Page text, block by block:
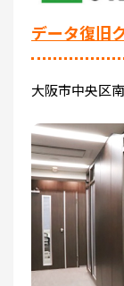
データ復旧
大阪市中央区